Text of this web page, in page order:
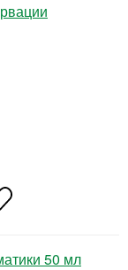
50 мл